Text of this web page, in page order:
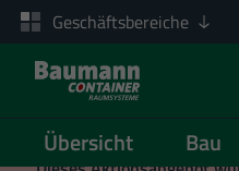
Zum Inhalt springen
Geschäftsbereiche
Übersicht Bau